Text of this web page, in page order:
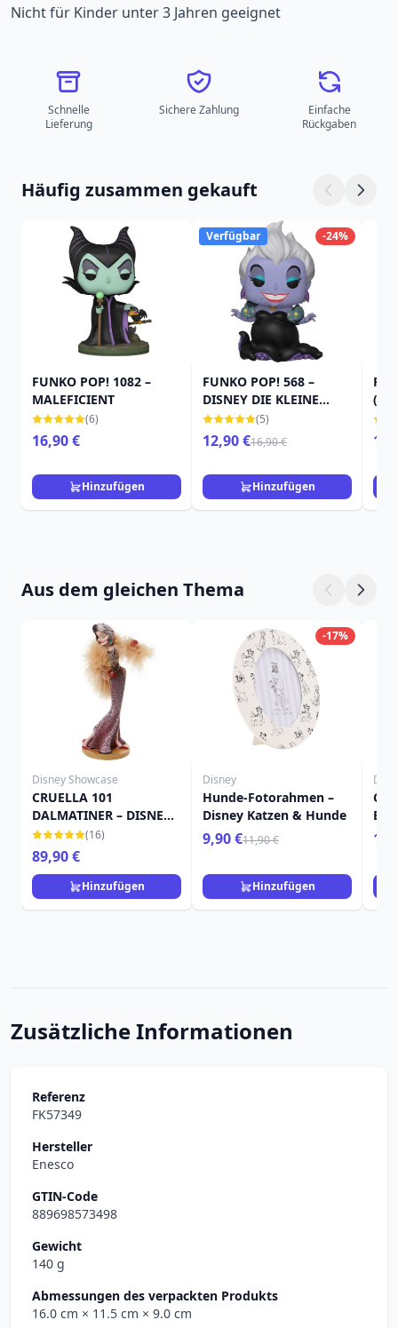
Nicht für Kinder unter 3 Jahren geeignet
Schnelle
Lieferung
Sichere Zahlung
Einfache
Rückgaben
Häufig zusammen gekauft
FUNKO POP! 1082 –
MALEFICIENT
(6)
16,90 €
Hinzufügen
-24%
Verfügbar
FUNKO POP! 568 –
DISNEY DIE KLEINE
MEERJUNGFRAU –
URSULA
(5)
12,90 €16,90 €
Hinzufügen
–
Aus dem gleichen Thema
Disney Showcase
CRUELLA 101
DALMATINER – DISNEY
SHOWCASE HAUTE
COUTURE
(16)
89,90 €
Hinzufügen
-17%
Disney
Hunde-Fotorahmen –
Disney Katzen & Hunde
9,90 €11,90 €
Hinzufügen
Zusätzliche Informationen
Referenz
FK57349
Hersteller
Enesco
GTIN-Code
889698573498
Gewicht
140 g
Abmessungen des verpackten Produkts
16.0 cm × 11.5 cm × 9.0 cm